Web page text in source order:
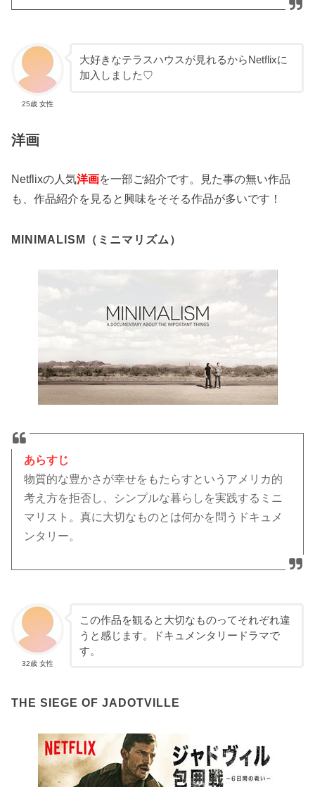
25歳 女性
大好きなテラスハウスが見れるからNetflixに
加入しました♡
洋画
Netflixの人気洋画を一部ご紹介です。見た事の無い作品
も、作品紹介を見ると興味をそそる作品が多いです！
MINIMALISM（ミニマリズム）
あらすじ
物質的な豊かさが幸せをもたらすというアメリカ的
考え方を拒否し、シンプルな暮らしを実践するミニ
マリスト。真に大切なものとは何かを問うドキュメ
ンタリー。
32歳 女性
この作品を観ると大切なものってそれぞれ違
うと感じます。ドキュメンタリードラマで
す。
THE SIEGE OF JADOTVILLE